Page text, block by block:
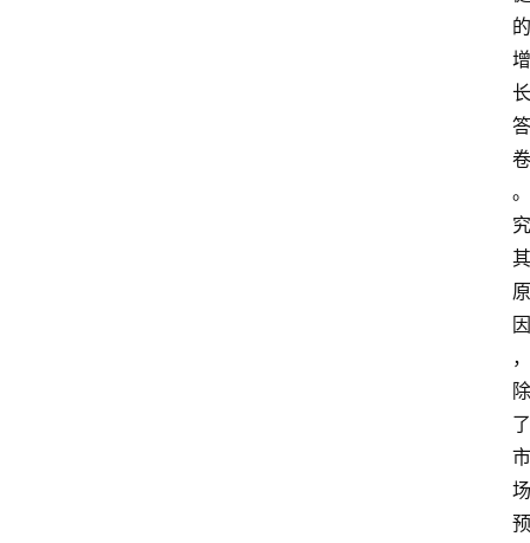
的
增
长
答
卷
。
究
其
原
因
，
除
了
市
场
预